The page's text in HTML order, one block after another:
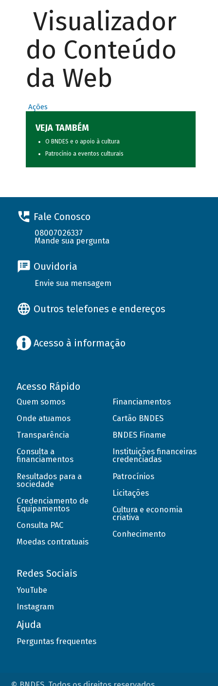
Visualizador
do Conteúdo
da Web
Ações
VEJA TAMBÉM
O BNDES e o apoio à cultura
Patrocínio a eventos culturais
Fale Conosco
08007026337
Mande sua pergunta
Ouvidoria
Envie sua mensagem
Outros telefones e endereços
Acesso à informação
Acesso Rápido
Quem somos
Onde atuamos
Transparência
Consulta a
financiamentos
Resultados para a
sociedade
Credenciamento de
Equipamentos
Consulta PAC
Moedas contratuais
Financiamentos
Cartão BNDES
BNDES Finame
Instituições financeiras
credenciadas
Patrocínios
Licitações
Cultura e economia
criativa
Conhecimento
Redes Sociais
YouTube
Instagram
Ajuda
Perguntas frequentes